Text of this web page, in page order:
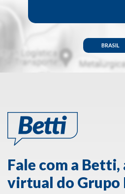
BRASIL
Fale com a
virtual do